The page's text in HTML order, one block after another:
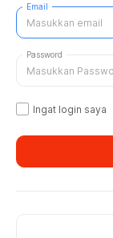
Email
Password
Ingat login saya